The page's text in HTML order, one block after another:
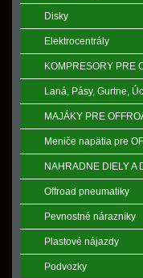
Disky
Elektrocentrály
KOMPRESORY PRE
Laná, Pásy, Gurtne,
MAJÁKY PRE
Meniče napӓtia pre
NAHRADNE DIELY A
Offroad pneumatiky
Pevnostné nárazníky
Plastové nájazdy
Podvozky